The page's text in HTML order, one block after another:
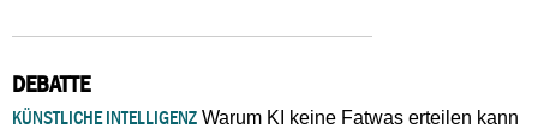
DEBATTE
KÜNSTLICHE INTELLIGENZ Warum KI keine Fatwas erteilen kann